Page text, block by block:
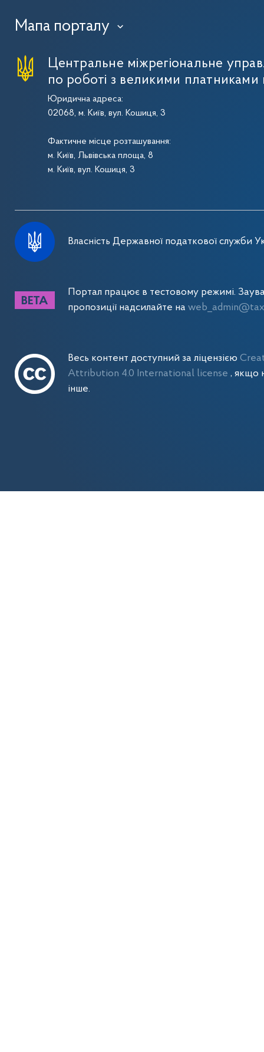
Мапа порталу ›
Центральне міжрегіональне
по роботі з великими платниками
Юридична адреса:
02068, м. Київ, вул. Кошиця, 3
Фактичне місце розташування:
м. Київ, Львівська площа, 8
м. Київ, вул. Кошиця, 3
Власність Державної податкової служби
Портал працює в тестовому режимі.
пропозиції надсилайте на
Весь контент доступний за ліцензією
Attribution 4.0 International license , якщо
інше.